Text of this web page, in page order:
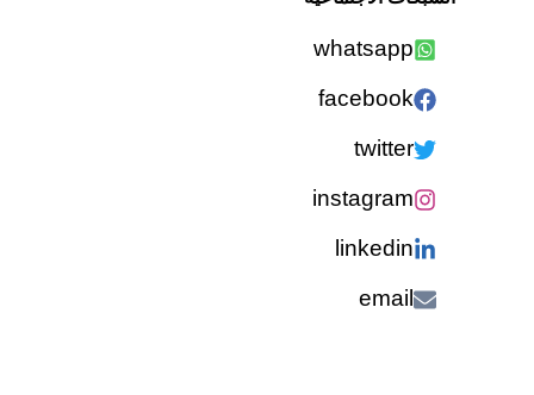
whatsapp
facebook
twitter
instagram
linkedin
email